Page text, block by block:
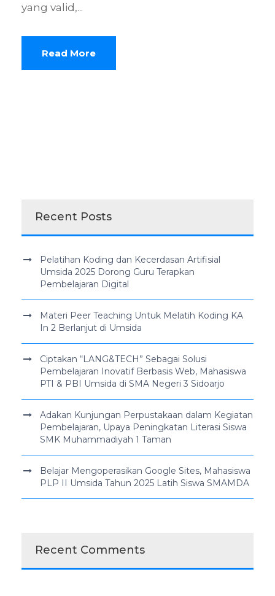
yang valid,...
Read More
Recent Posts
Pelatihan Koding dan Kecerdasan Artifisial
Umsida 2025 Dorong Guru Terapkan
Pembelajaran Digital
Materi Peer Teaching Untuk Melatih Koding KA
In 2 Berlanjut di Umsida
Ciptakan “LANG&TECH” Sebagai Solusi
Pembelajaran Inovatif Berbasis Web, Mahasiswa
PTI & PBI Umsida di SMA Negeri 3 Sidoarjo
Adakan Kunjungan Perpustakaan dalam Kegiatan
Pembelajaran, Upaya Peningkatan Literasi Siswa
SMK Muhammadiyah 1 Taman
Belajar Mengoperasikan Google Sites, Mahasiswa
PLP II Umsida Tahun 2025 Latih Siswa SMAMDA
Recent Comments